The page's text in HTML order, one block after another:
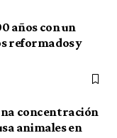
años con un
reformados y
concentración
animales en